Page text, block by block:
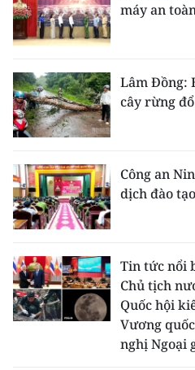
máy an
Lâm Đồng:
cây rừng
Công an
dịch đào
Tin tức nổi
Chủ tịch
Quốc hội
Vương
nghị Ngoại